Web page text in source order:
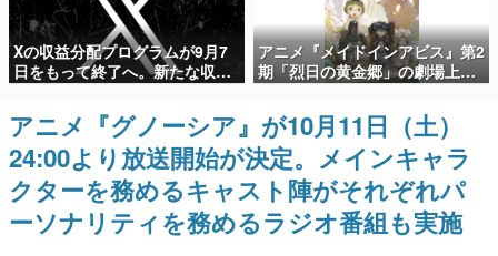
殿堂入り記事
SNS拡散数が数千以上！ ページビュー数万以上！ などな
ど。多くの人々に読まれた、電ファミ渾身の“殿堂入り”記
事をまとめました。
ゲームの企画書
名作ゲームクリエイターの方々に製作時のエピソードをお
聞きし、ヒットする企画（ゲーム）とは何か？を探ってい
きます。
赫本
この物語を解いてはいけない。『赫本』は、〈試験問題〉
Xの収益分配プログラムが9月7
日をもって終了へ。新たな収益
化制度「Original Content
Rewards Program」を発表
アニメ『メイドインアビス』第2
期「烈日の黄金郷」の劇場上映
が決定！レグ役・伊瀬茉莉也さ
んらが登壇する舞台挨拶も実施
アニメ『グノーシア』が10月11日（土）
24:00より放送開始が決定。メインキャラ
クターを務めるキャスト陣がそれぞれパ
ーソナリティを務めるラジオ番組も実施